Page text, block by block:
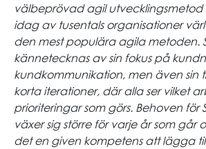
välbeprövad agil utvecklingsmetod
idag av tusentals organisationer
den mest populära agila metoden.
kännetecknas av sin fokus på
kundkommunikation, men även sin
korta iterationer, där alla ser vilket
prioriteringar som görs. Behoven för
växer sig större för varje år som går
det en given kompetens att lägga till